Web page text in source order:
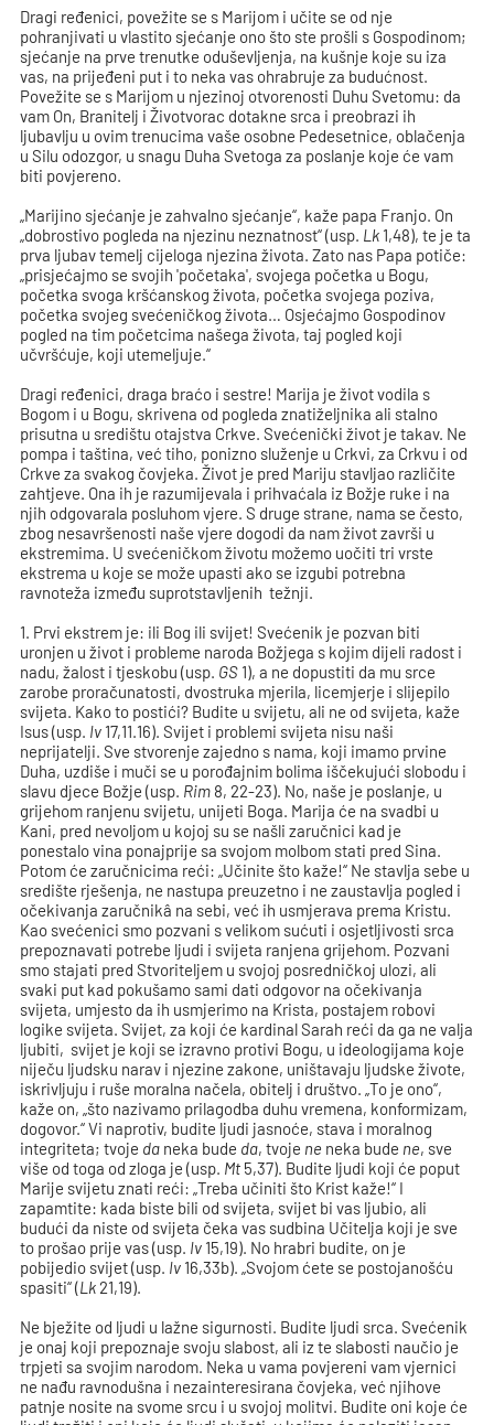
Dragi ređenici, povežite se s Marijom i učite se od nje
pohranjivati u vlastito sjećanje ono što ste prošli s Gospodinom;
sjećanje na prve trenutke oduševljenja, na kušnje koje su iza
vas, na prijeđeni put i to neka vas ohrabruje za budućnost.
Povežite se s Marijom u njezinoj otvorenosti Duhu Svetomu: da
vam On, Branitelj i Životvorac dotakne srca i preobrazi ih
ljubavlju u ovim trenucima vaše osobne Pedesetnice, oblačenja
u Silu odozgor, u snagu Duha Svetoga za poslanje koje će vam
biti povjereno.
„Marijino sjećanje je zahvalno sjećanje“, kaže papa Franjo. On
„dobrostivo pogleda na njezinu neznatnost“ (usp. Lk 1,48), te je ta
prva ljubav temelj cijeloga njezina života. Zato nas Papa potiče:
„prisjećajmo se svojih 'početaka', svojega početka u Bogu,
početka svoga kršćanskog života, početka svojega poziva,
početka svojeg svećeničkog života… Osjećajmo Gospodinov
pogled na tim početcima našega života, taj pogled koji
učvršćuje, koji utemeljuje.“
Dragi ređenici, draga braćo i sestre! Marija je život vodila s
Bogom i u Bogu, skrivena od pogleda znatiželjnika ali stalno
prisutna u središtu otajstva Crkve. Svećenički život je takav. Ne
pompa i taština, već tiho, ponizno služenje u Crkvi, za Crkvu i od
Crkve za svakog čovjeka. Život je pred Mariju stavljao različite
zahtjeve. Ona ih je razumijevala i prihvaćala iz Božje ruke i na
njih odgovarala posluhom vjere. S druge strane, nama se često,
zbog nesavršenosti naše vjere dogodi da nam život završi u
ekstremima. U svećeničkom životu možemo uočiti tri vrste
ekstrema u koje se može upasti ako se izgubi potrebna
ravnoteža između suprotstavljenih težnji.
1. Prvi ekstrem je: ili Bog ili svijet! Svećenik je pozvan biti
uronjen u život i probleme naroda Božjega s kojim dijeli radost i
nadu, žalost i tjeskobu (usp. GS 1), a ne dopustiti da mu srce
zarobe proračunatosti, dvostruka mjerila, licemjerje i slijepilo
svijeta. Kako to postići? Budite u svijetu, ali ne od svijeta, kaže
Isus (usp. Iv 17,11.16). Svijet i problemi svijeta nisu naši
neprijatelji. Sve stvorenje zajedno s nama, koji imamo prvine
Duha, uzdiše i muči se u porođajnim bolima iščekujući slobodu i
slavu djece Božje (usp. Rim 8, 22-23). No, naše je poslanje, u
grijehom ranjenu svijetu, unijeti Boga. Marija će na svadbi u
Kani, pred nevoljom u kojoj su se našli zaručnici kad je
ponestalo vina ponajprije sa svojom molbom stati pred Sina.
Potom će zaručnicima reći: „Učinite što kaže!“ Ne stavlja sebe u
središte rješenja, ne nastupa preuzetno i ne zaustavlja pogled i
očekivanja zaručnikâ na sebi, već ih usmjerava prema Kristu.
Kao svećenici smo pozvani s velikom sućuti i osjetljivosti srca
prepoznavati potrebe ljudi i svijeta ranjena grijehom. Pozvani
smo stajati pred Stvoriteljem u svojoj posredničkoj ulozi, ali
svaki put kad pokušamo sami dati odgovor na očekivanja
svijeta, umjesto da ih usmjerimo na Krista, postajem robovi
logike svijeta. Svijet, za koji će kardinal Sarah reći da ga ne valja
ljubiti, svijet je koji se izravno protivi Bogu, u ideologijama koje
niječu ljudsku narav i njezine zakone, uništavaju ljudske živote,
iskrivljuju i ruše moralna načela, obitelj i društvo. „To je ono“,
kaže on, „što nazivamo prilagodba duhu vremena, konformizam,
dogovor.“ Vi naprotiv, budite ljudi jasnoće, stava i moralnog
integriteta; tvoje da neka bude da, tvoje ne neka bude ne, sve
više od toga od zloga je (usp. Mt 5,37). Budite ljudi koji će poput
Marije svijetu znati reći: „Treba učiniti što Krist kaže!“ I
zapamtite: kada biste bili od svijeta, svijet bi vas ljubio, ali
budući da niste od svijeta čeka vas sudbina Učitelja koji je sve
to prošao prije vas (usp. Iv 15,19). No hrabri budite, on je
pobijedio svijet (usp. Iv 16,33b). „Svojom ćete se postojanošću
spasiti“ (Lk 21,19).
Ne bježite od ljudi u lažne sigurnosti. Budite ljudi srca. Svećenik
je onaj koji prepoznaje svoju slabost, ali iz te slabosti naučio je
trpjeti sa svojim narodom. Neka u vama povjereni vam vjernici
ne nađu ravnodušna i nezainteresirana čovjeka, već njihove
patnje nosite na svome srcu i u svojoj molitvi. Budite oni koje će